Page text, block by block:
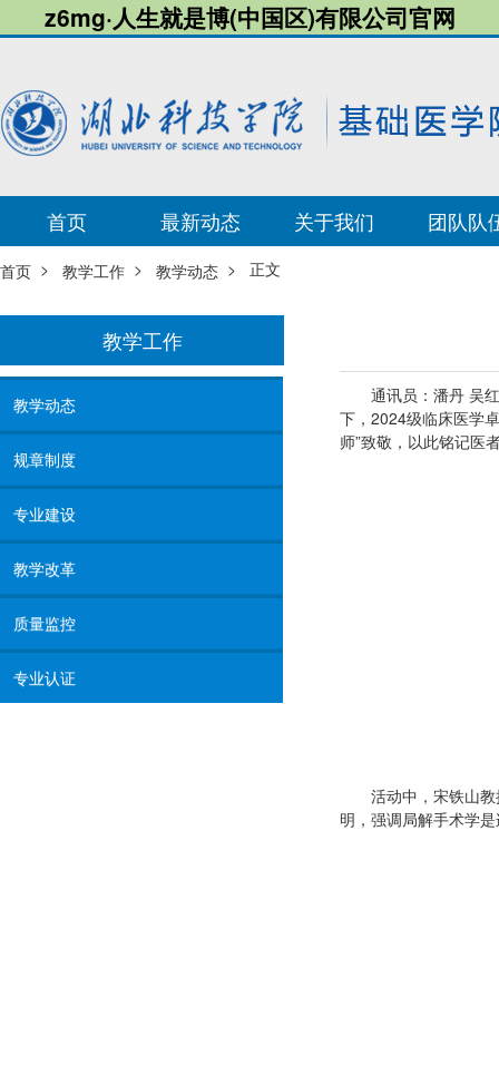
z6mg·人生就是博(中国区)有限公司官网
首页 最新动态 关于我们 团队队
首页 > 教学工作 > 教学动态 > 正文
教学工作
教学动态
规章制度
专业建设
教学改革
质量监控
专业认证
通讯员：潘丹 吴
下，2024级临床医学
师”致敬，以此铭记医
活动中，宋铁山
明，强调局解手术学